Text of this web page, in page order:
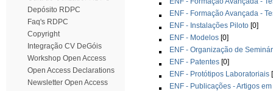
Depósito RDPC
Faq's RDPC
Copyright
Integração CV DeGóis
Workshop Open Access
Open Access Declarations
Newsletter Open Access
ENF - Formação Avançada -
ENF - Instalações Piloto [0]
ENF - Modelos [0]
ENF - Organização de
ENF - Patentes [0]
ENF - Protótipos Laboratoriais
ENF - Publicações - Artigos